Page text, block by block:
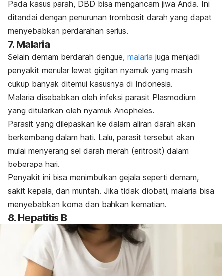
Pada kasus parah, DBD bisa mengancam jiwa Anda. Ini
ditandai dengan penurunan trombosit darah yang dapat
menyebabkan perdarahan serius.
7. Malaria
Selain demam berdarah dengue, malaria juga menjadi
penyakit menular lewat gigitan nyamuk yang masih
cukup banyak ditemui kasusnya di Indonesia.
Malaria disebabkan oleh infeksi parasit Plasmodium
yang ditularkan oleh nyamuk Anopheles.
Parasit yang dilepaskan ke dalam aliran darah akan
berkembang dalam hati. Lalu, parasit tersebut akan
mulai menyerang sel darah merah (eritrosit) dalam
beberapa hari.
Penyakit ini bisa menimbulkan gejala seperti demam,
sakit kepala, dan muntah. Jika tidak diobati, malaria bisa
menyebabkan koma dan bahkan kematian.
8. Hepatitis B